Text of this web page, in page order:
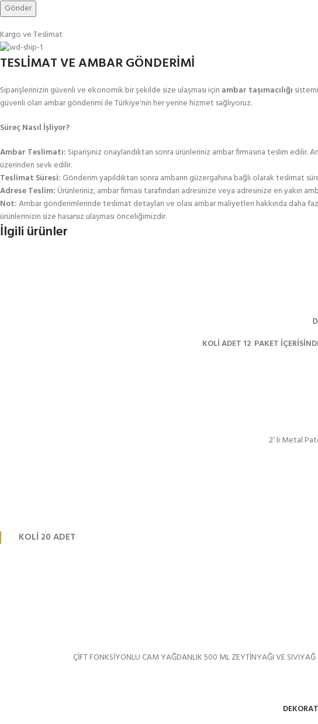
Kargo ve Teslimat
TESLİMAT VE AMBAR GÖNDERİMİ
Siparişlerinizin güvenli ve ekonomik bir şekilde size ulaşması için ambar taşımacılığı
güvenli olan ambar gönderimi ile Türkiye'nin her yerine hizmet sağlıyoruz.
Süreç Nasıl İşliyor?
Ambar Teslimatı: Siparişiniz onaylandıktan sonra ürünleriniz ambar firmasına teslim
üzerinden sevk edilir.
Teslimat Süresi: Gönderim yapıldıktan sonra ambarın güzergahına bağlı olarak teslimat
Adrese Teslim: Ürünleriniz, ambar firması tarafından adresinize veya adresinize en yakın
Not:Ambar gönderimlerinde teslimat detayları ve olası ambar maliyetleri hakkında daha
ürünlerinizin size hasarsız ulaşması önceliğimizdir.
İlgili ürünler
KOLİ ADET 12 PAKET
2′ li Metal
KOLİ 20 ADET
ÇİFT FONKSİYONLU CAM YAĞDANLIK 500 ML ZEYTİNYAĞI VE